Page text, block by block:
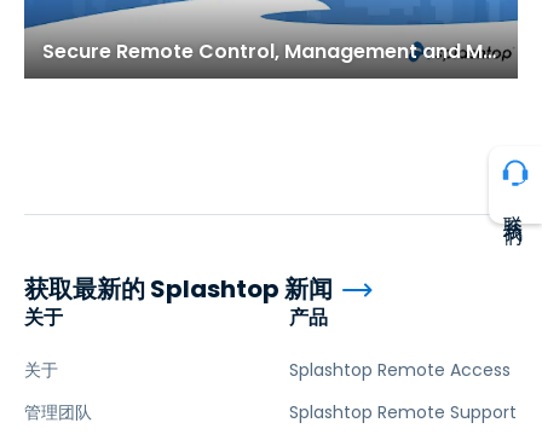
Secure Remote Control, Management and Monitoring Solutions for Today’s IT
关于
关于
管理团队
产品
Splashtop Remote Access
Splashtop Remote Support
获取最新的 Splashtop 新闻